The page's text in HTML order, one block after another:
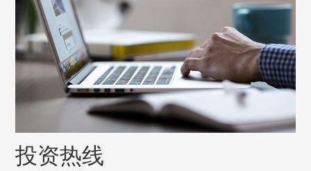
投资热线